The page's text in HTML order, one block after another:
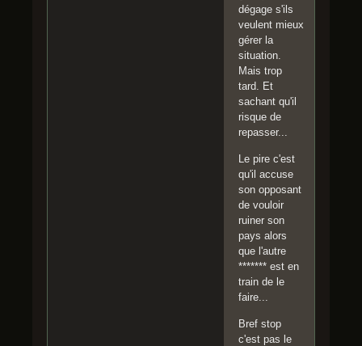
dégage s'ils
veulent mieux
gérer la
situation.
Mais trop
tard. Et
sachant qu'il
risque de
repasser...
Le pire c'est
qu'il accuse
son opposant
de vouloir
ruiner son
pays alors
que l'autre
******* est en
train de le
faire...
Bref stop
c'est pas le